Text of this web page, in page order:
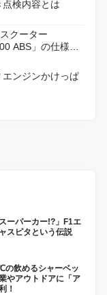
検内容とは
クーター
ABS」の仕様を
ンジンかけっぱ
ーパーカー!?」F1エ
スピタという伝説
の飲めるシャーベッ
やアウトドアに「ア
！